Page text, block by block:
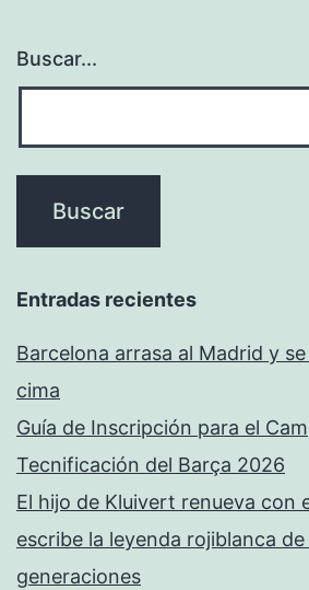
Buscar...
Entradas recientes
Barcelona arrasa al Madrid y
cima
Guía de Inscripción para el
Tecnificación del Barça 2026
El hijo de Kluivert renueva con
escribe la leyenda rojiblanca
generaciones